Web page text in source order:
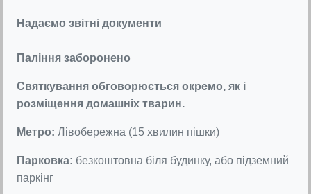
Надаємо звітні документи
Паління заборонено
Святкування обговорюється окремо, як і
розміщення домашніх тварин.
Метро: Лівобережна (15 хвилин пішки)
Парковка: безкоштовна біля будинку, або підземний
паркінг